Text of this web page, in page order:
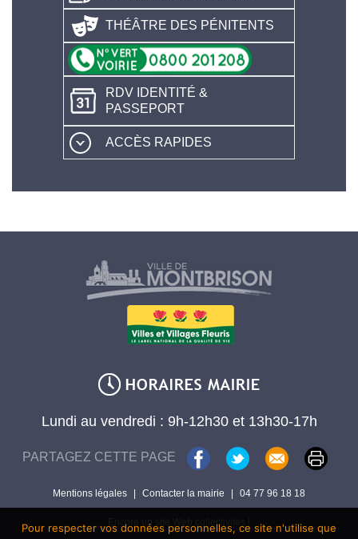
THÉÂTRE DES PÉNITENTS
RDV IDENTITÉ &
PASSEPORT
ACCÈS RAPIDES
Lundi au vendredi : 9h-12h30 et 13h30-17h
PARTAGEZ CETTE PAGE
Mentions légales | Contacter la mairie | 04 77 96 18 18
Encore un site Web collectivités !
Pour respecter vos données personnelles, ce site n'utilise que